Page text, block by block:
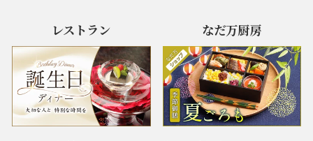
レストラン なだ万厨房